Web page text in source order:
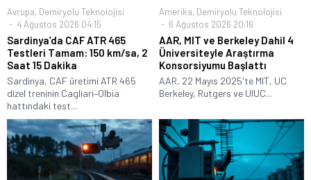
Avrupa, Demiryolu Teknolojisi
4 Ağustos 2026 04:15
Sardinya’da CAF ATR 465
Testleri Tamam: 150 km/sa, 2
Saat 15 Dakika
Sardinya, CAF üretimi ATR 465
dizel treninin Cagliari–Olbia
hattındaki test...
Amerika, Demiryolu Teknolojisi
6 Ağustos 2026 20:16
AAR, MIT ve Berkeley Dahil 4
Üniversiteyle Araştırma
Konsorsiyumu Başlattı
AAR, 22 Mayıs 2025'te MIT, UC
Berkeley, Rutgers ve UIUC...